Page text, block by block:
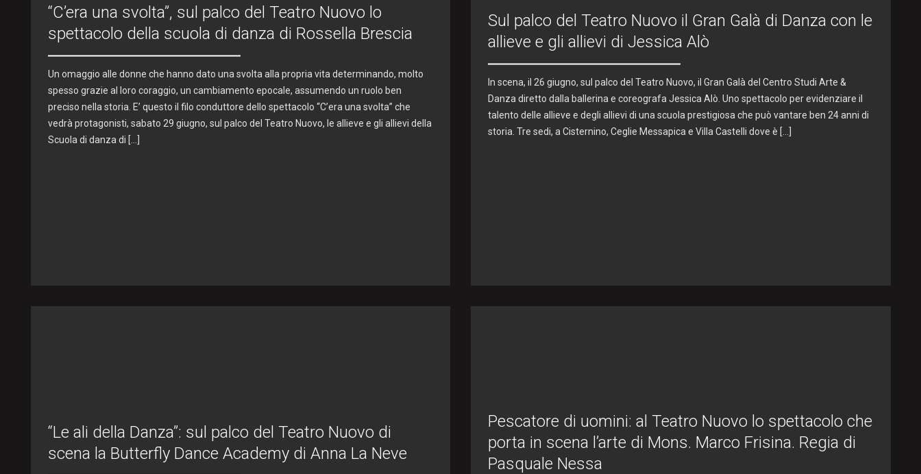
“C’era una svolta”, sul palco del Teatro Nuovo lo
spettacolo della scuola di danza di Rossella Brescia
Un omaggio alle donne che hanno dato una svolta alla propria vita determinando, molto
spesso grazie al loro coraggio, un cambiamento epocale, assumendo un ruolo ben
preciso nella storia. E’ questo il filo conduttore dello spettacolo “C’era una svolta” che
vedrà protagonisti, sabato 29 giugno, sul palco del Teatro Nuovo, le allieve e gli allievi della
Scuola di danza di […]
Sul palco del Teatro Nuovo il Gran Galà di Danza con le
allieve e gli allievi di Jessica Alò
In scena, il 26 giugno, sul palco del Teatro Nuovo, il Gran Galà del Centro Studi Arte &
Danza diretto dalla ballerina e coreografa Jessica Alò. Uno spettacolo per evidenziare il
talento delle allieve e degli allievi di una scuola prestigiosa che può vantare ben 24 anni di
storia. Tre sedi, a Cisternino, Ceglie Messapica e Villa Castelli dove è […]
“Le ali della Danza”: sul palco del Teatro Nuovo di
scena la Butterfly Dance Academy di Anna La Neve
Pescatore di uomini: al Teatro Nuovo lo spettacolo che
porta in scena l’arte di Mons. Marco Frisina. Regia di
Pasquale Nessa